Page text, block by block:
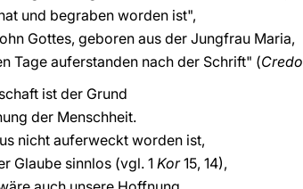
und begraben worden ist",
Gottes, geboren aus der Jungfrau Maria,
Tage auferstanden nach der Schrift" (Credo
ist der Grund
der Menschheit.
nicht auferweckt worden ist,
Glaube sinnlos (vgl. 1 Kor15, 14),